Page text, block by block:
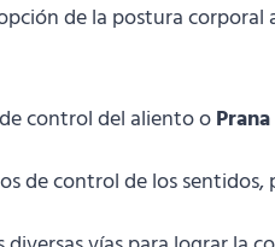
de la postura
control del aliento oPrana
de control de los